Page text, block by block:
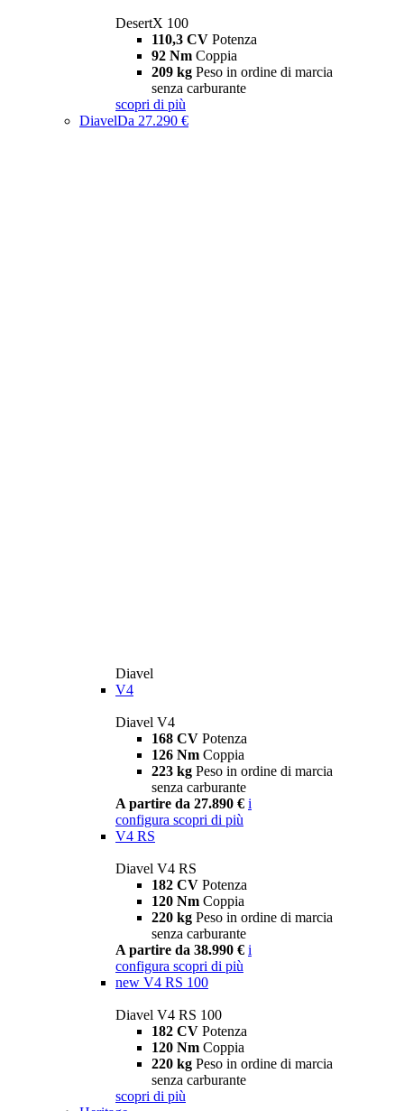
DesertX 100
110,3 CV Potenza
92 Nm Coppia
209 kg Peso in ordine di marcia
senza carburante
scopri di più
DiavelDa 27.290 €
Diavel
V4
Diavel V4
168 CV Potenza
126 Nm Coppia
223 kg Peso in ordine di marcia
senza carburante
A partire da 27.890 € i
configura scopri di più
V4 RS
Diavel V4 RS
182 CV Potenza
120 Nm Coppia
220 kg Peso in ordine di marcia
senza carburante
A partire da 38.990 € i
configura scopri di più
new V4 RS 100
Diavel V4 RS 100
182 CV Potenza
120 Nm Coppia
220 kg Peso in ordine di marcia
senza carburante
scopri di più